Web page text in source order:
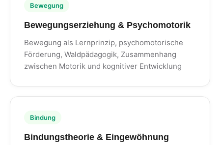
Bewegung
Bewegungserziehung & Psychomotorik
Bewegung als Lernprinzip, psychomotorische
Förderung, Waldpädagogik, Zusammenhang
zwischen Motorik und kognitiver Entwicklung
Bindung
Bindungstheorie & Eingewöhnung